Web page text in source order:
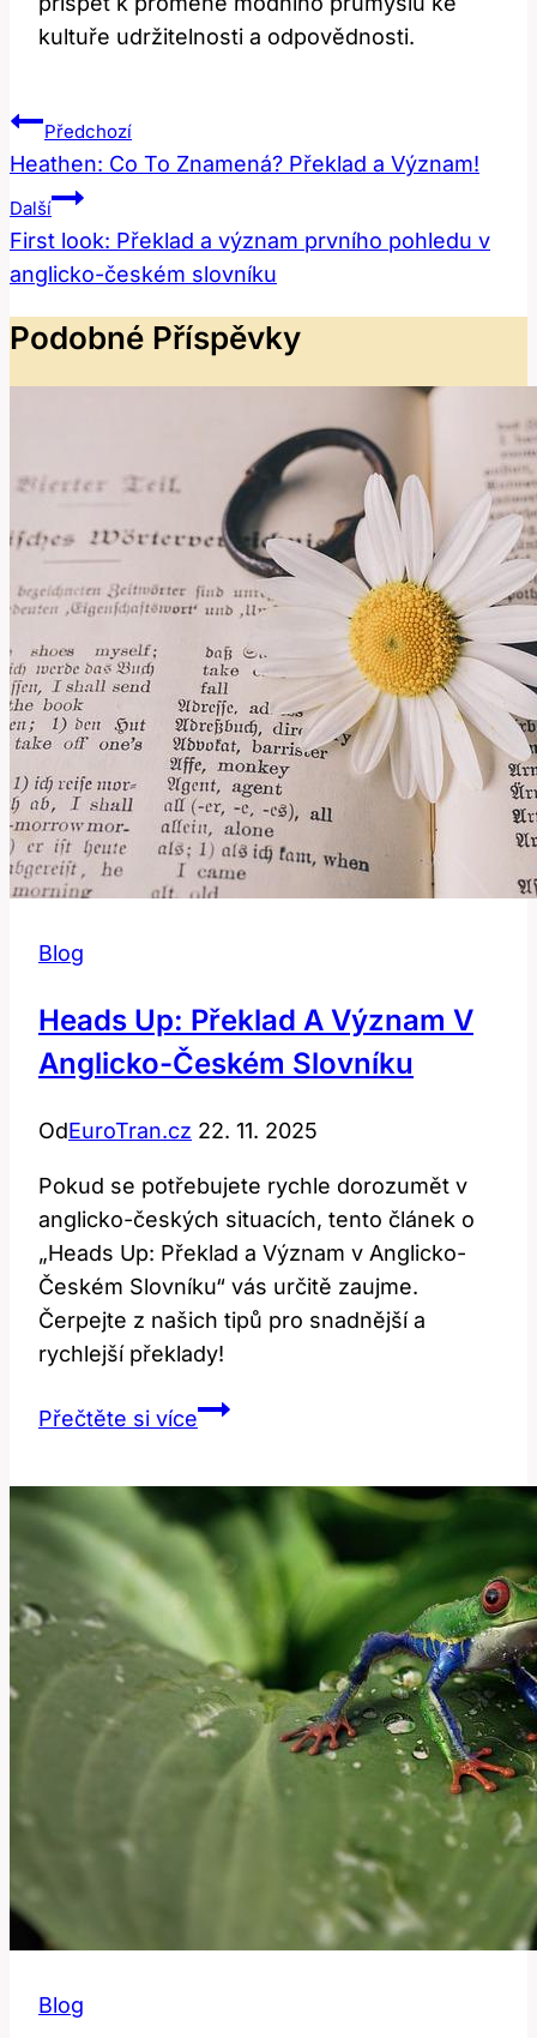
kultuře udržitelnosti a odpovědnosti.
Navigace
Pro
Příspěvek
Předchozí
Heathen: Co To Znamená? Překlad a Význam!
Další
First look: Překlad a význam prvního pohledu v
anglicko-českém slovníku
Podobné Příspěvky
Blog
Heads Up: Překlad A Význam V
Anglicko-Českém Slovníku
OdEuroTran.cz 22. 11. 2025
Pokud se potřebujete rychle dorozumět v
anglicko-českých situacích, tento článek o
„Heads Up: Překlad a Význam v Anglicko-
Českém Slovníku“ vás určitě zaujme.
Čerpejte z našich tipů pro snadnější a
rychlejší překlady!
Přečtěte si víceHeads
Význam
Anglicko-
Českém
Slovníku
Blog